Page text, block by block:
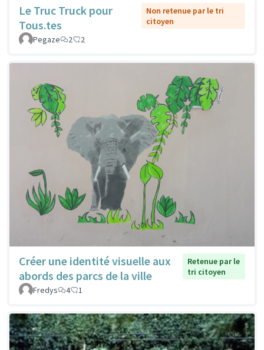
Le Truc Truck pour
Tous.tes
Non retenue par le tri
citoyen
Pegaze
2 2
Créer une identité visuelle aux
abords des parcs de la ville
Retenue par le
tri citoyen
Fredys
4 1